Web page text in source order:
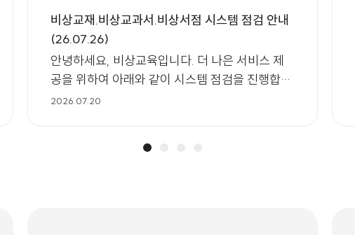
비상교재.비상교과서.비상서점 시스템 점검 안내
(26.07.26)
안녕하세요, 비상교육입니다. 더 나은 서비스 제
공을 위하여 아래와 같이 시스템 점검을 진행합니
다. 아래 점검 작업 시간동안에는 이용이 제한되
2026년 7월 26일(일) 6시까지 ■ 작업 내용 : 비
2026.07.20